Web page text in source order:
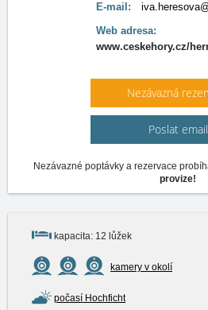
E-mail:
Web adresa:
www.ceskehory.cz/
Nezávazná
Poslat email
Nezávazné poptávky a rezervace
provize!
kapacita: 12 lůžek
kamery v okolí
počasí Hochficht